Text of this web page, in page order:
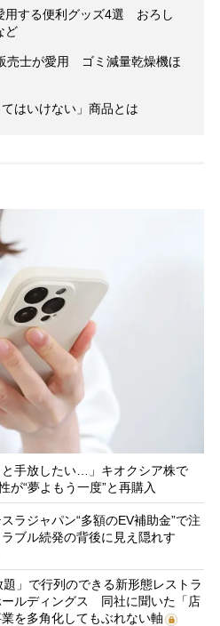
用する便利グッズ4選 おろし
ど
売士が愛用 ゴミ減量乾燥機ほ
はいけない」商品とは
と手放したい…」キオクシア株で
が“夢よもう一度”と再購入
ラジャパン“多額のEV補助金”で注
ブル続発の背後に見え隠れす
題」で行列のできる新形態レストラ
ールディングス 同社に聞いた「店
を多角化してもぶれない軸